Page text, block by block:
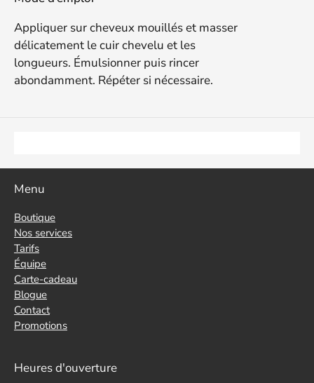
Appliquer sur cheveux mouillés et masser
délicatement le cuir chevelu et les
longueurs. Émulsionner puis rincer
abondamment. Répéter si nécessaire.
Menu
Boutique
Nos services
Tarifs
Équipe
Carte-cadeau
Blogue
Contact
Promotions
Heures d'ouverture